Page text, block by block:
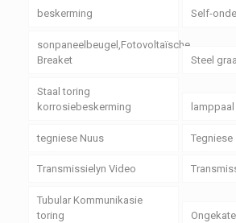
beskerming Self-
sonpaneelbeugel,Fotovoltaïsche
Breaket
Steel
Staal toring
korrosiebeskerming
lamppaal
tegniese Nuus
Transmissielyn Video
Tubular Kommunikasie
toring